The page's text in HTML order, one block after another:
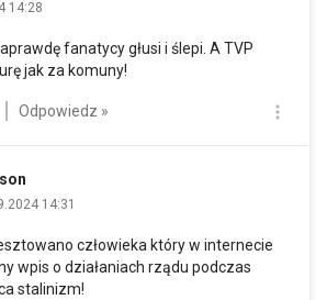
14:28
fanatycy głusi i ślepi. A TVP
jak za komuny!
Odpowiedz »
14:31
człowieka który w internecie
wpis o działaniach rządu podczas
stalinizm!